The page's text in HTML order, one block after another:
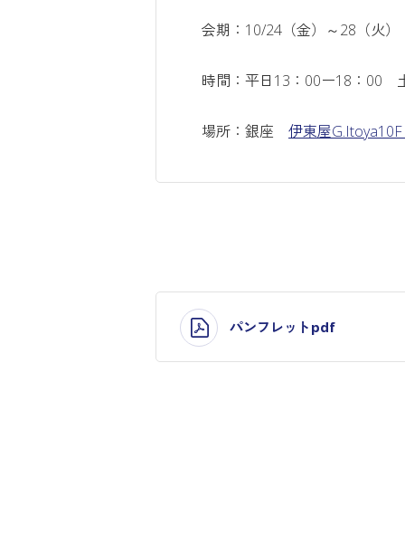
会期：10/24（金）～28（火）
時間：平日13：00ー18：00
場所：銀座 伊東屋
パンフレットpdf